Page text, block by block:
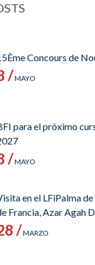
Concours de
/MAYO
para el próximo
/MAYO
en el LFiPalma
Francia, Azar Agah
/MARZO